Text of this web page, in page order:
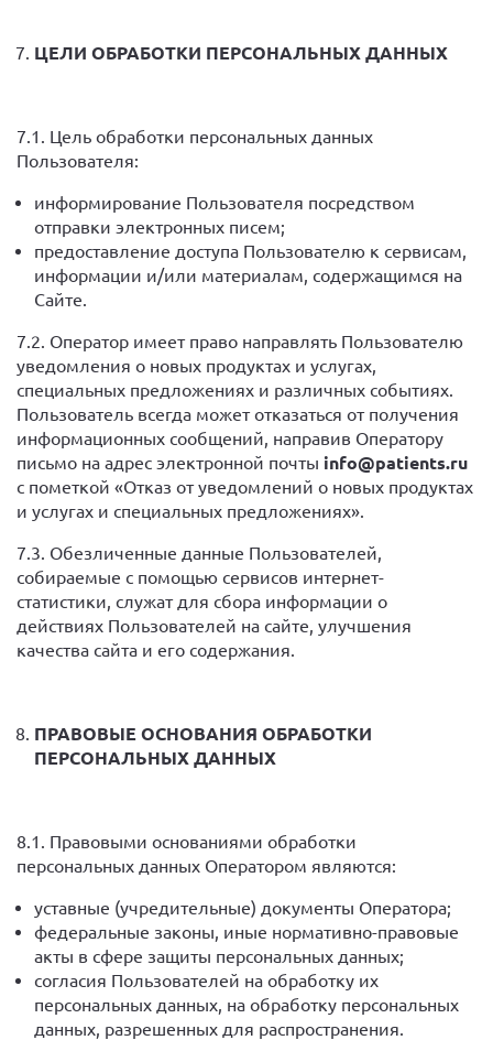
ЦЕЛИ ОБРАБОТКИ ПЕРСОНАЛЬНЫХ ДАННЫХ
7.1. Цель обработки персональных данных
Пользователя:
информирование Пользователя посредством
отправки электронных писем;
предоставление доступа Пользователю к сервисам,
информации и/или материалам, содержащимся на
Сайте.
7.2. Оператор имеет право направлять Пользователю
уведомления о новых продуктах и услугах,
специальных предложениях и различных событиях.
Пользователь всегда может отказаться от получения
информационных сообщений, направив Оператору
письмо на адрес электронной почты info@patients.ru
с пометкой «Отказ от уведомлений о новых продуктах
и услугах и специальных предложениях».
7.3. Обезличенные данные Пользователей,
собираемые с помощью сервисов интернет-
статистики, служат для сбора информации о
действиях Пользователей на сайте, улучшения
качества сайта и его содержания.
ПРАВОВЫЕ ОСНОВАНИЯ ОБРАБОТКИ
ПЕРСОНАЛЬНЫХ ДАННЫХ
8.1. Правовыми основаниями обработки
персональных данных Оператором являются:
уставные (учредительные) документы Оператора;
федеральные законы, иные нормативно-правовые
акты в сфере защиты персональных данных;
согласия Пользователей на обработку их
персональных данных, на обработку персональных
данных, разрешенных для распространения.